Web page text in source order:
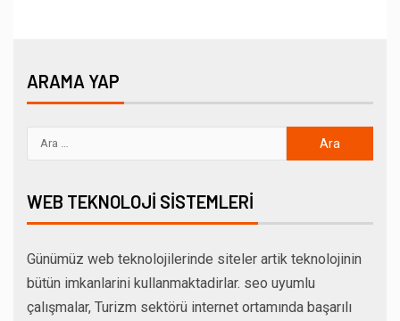
ARAMA YAP
WEB TEKNOLOJI SISTEMLERI
Günümüz web teknolojilerinde siteler artik teknolojinin
bütün imkanlarini kullanmaktadirlar. seo uyumlu
çalışmalar, Turizm sektörü internet ortamında başarılı